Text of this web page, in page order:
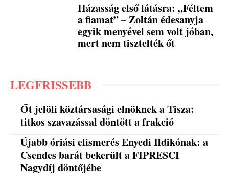
Házasság első látásra: „Féltem
a fiamat” – Zoltán édesanyja
egyik menyével sem volt jóban,
mert nem tisztelték őt
LEGFRISSEBB
Őt jelöli köztársasági elnöknek a Tisza:
titkos szavazással döntött a frakció
Újabb óriási elismerés Enyedi Ildikónak: a
Csendes barát bekerült a FIPRESCI
Nagydíj döntőjébe